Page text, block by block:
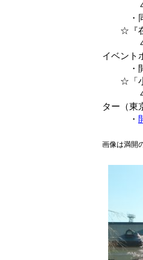
４月１
・同
☆『在
４月２
イベント
・開
☆「小
４月２
ター（東
・
画像は満開